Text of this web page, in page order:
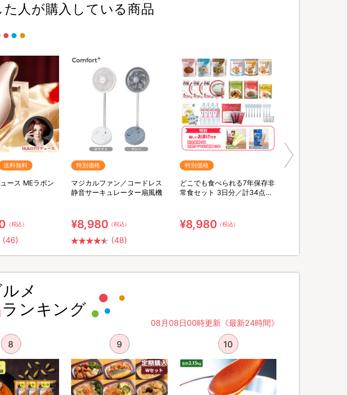
人が購入している商品
送料無料
ース MEラボン
（税込）
(46)
特別価格
マジカルファン／コードレス
静音サーキュレーター扇風機
¥8,980 （税込）
(48)
特別価格
どこでも食べられる7年保存非
常食セット 3日分／計34点セ
¥8,980 （税込）
メ
ランキング
08月08日00時更新《最新24時間》
8 9 10